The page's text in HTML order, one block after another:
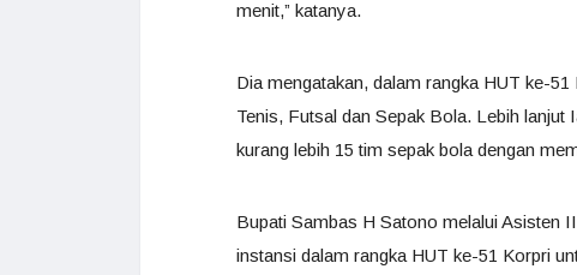
menit,” katanya.
Dia mengatakan, dalam rangka HUT ke-
Tenis, Futsal dan Sepak Bola. Lebih
kurang lebih 15 tim sepak bola dengan
Bupati Sambas H Satono melalui Asisten
instansi dalam rangka HUT ke-51 Korpri